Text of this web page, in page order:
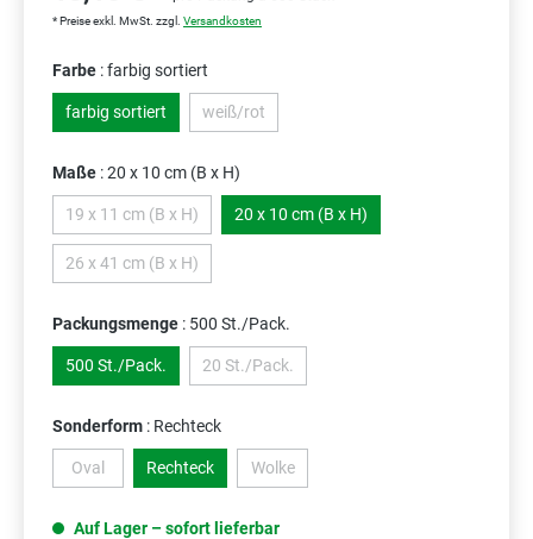
* Preise exkl. MwSt. zzgl. Versandkosten
Farbe : farbig sortiert
farbig sortiert weiß/rot(Diese Option ist zurzeit nicht verfügbar.)
Maße : 20 x 10 cm (B x H)
19 x 11 cm (B x H)(Diese Option ist zurzeit nicht verfügbar.)
20 x 10 cm (B x H)
26 x 41 cm (B x H)(Diese Option ist zurzeit nicht verfügbar.)
Packungsmenge : 500 St./Pack.
500 St./Pack. 20 St./Pack.(Diese Option ist zurzeit nicht verfügbar.)
Sonderform : Rechteck
Oval(Diese Option ist zurzeit nicht verfügbar.)
Rechteck Wolke(Diese Option ist zurzeit nicht verfügbar.)
Auf Lager – sofort lieferbar